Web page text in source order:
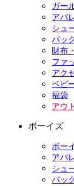
ガー
アパ
シュ
バッ
財布
ファ
アク
ベビ
福袋
アウ
ボーイズ
ボー
アパ
シュ
バッ